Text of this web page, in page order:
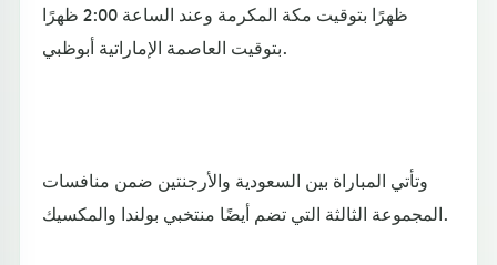
ظهرًا بتوقيت مكة المكرمة وعند الساعة 2:00 ظهرًا
بتوقيت العاصمة الإماراتية أبوظبي.
وتأتي المباراة بين السعودية والأرجنتين ضمن منافسات
المجموعة الثالثة التي تضم أيضًا منتخبي بولندا والمكسيك.